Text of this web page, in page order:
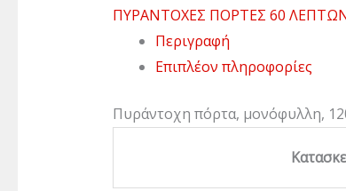
ΠΥΡΑΝΤΟΧΕΣ ΠΟΡΤΕΣ 60
Περιγραφή
Επιπλέον πληροφορίες
Πυράντοχη πόρτα, μονόφυλλη,